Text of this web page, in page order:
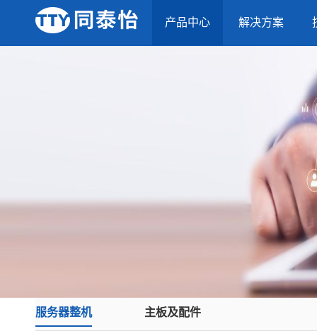
产品中心 解决方案
服务器整机 主板及配件